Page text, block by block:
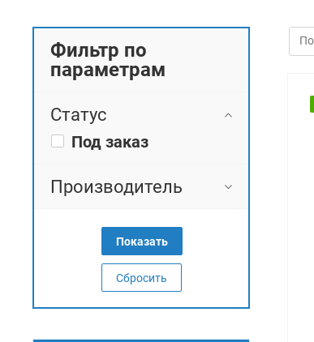
Фильтр по
параметрам
Статус
Под заказ
Производитель
Сбросить